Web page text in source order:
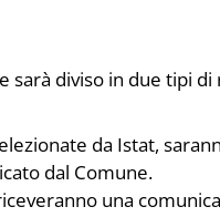
sarà diviso in due tipi di
da Istat,
dal Comune.
una